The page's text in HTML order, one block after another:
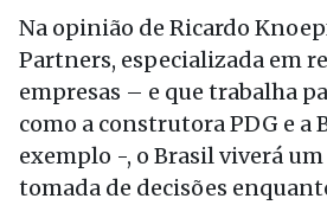
Na opinião de Ricardo
Partners, especializada em
empresas – e que trabalha
como a construtora PDG e a
exemplo -, o Brasil viverá um
tomada de decisões